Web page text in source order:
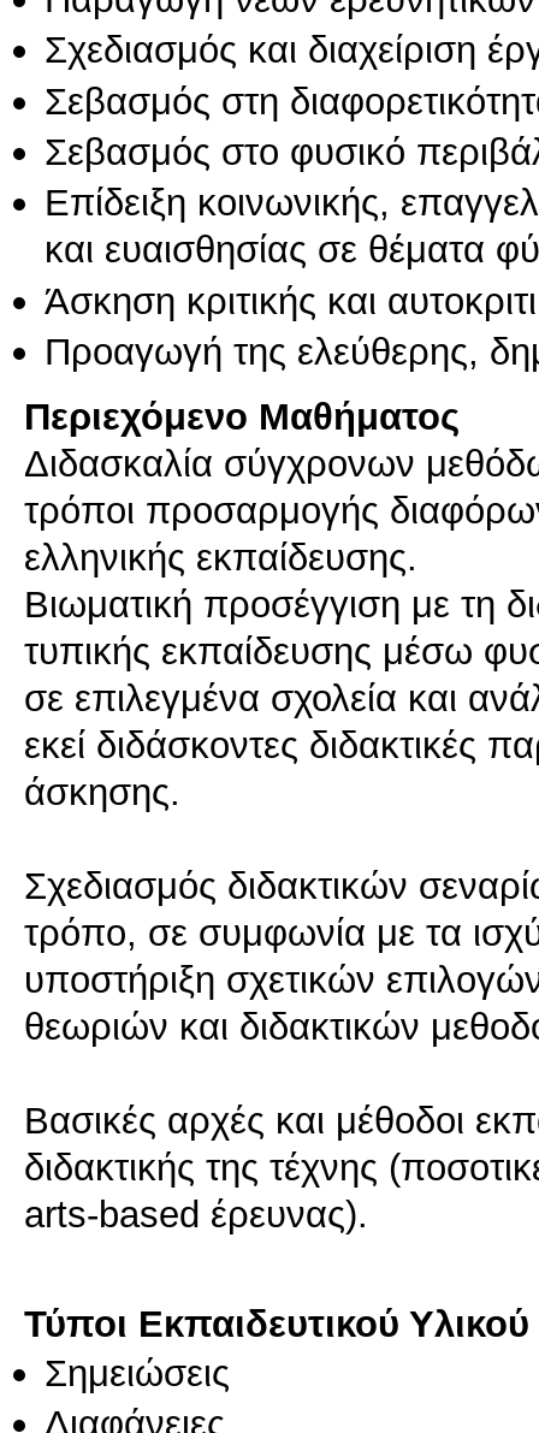
Σχεδιασμός και διαχείριση
Σεβασμός στη
Σεβασμός στο φυσικό
Επίδειξη κοινωνικής,
και ευαισθησίας σε θέματα
Άσκηση κριτικής και
Προαγωγή της ελεύθερης,
Περιεχόμενο Μαθήματος
Διδασκαλία σύγχρονων
τρόποι προσαρμογής
ελληνικής εκπαίδευσης.
Βιωματική προσέγγιση με τη
τυπικής εκπαίδευσης μέσω
σε επιλεγμένα σχολεία και
εκεί διδάσκοντες διδακτικές
άσκησης.
Σχεδιασμός διδακτικών
τρόπο, σε συμφωνία με τα
υποστήριξη σχετικών
θεωριών και διδακτικών
Βασικές αρχές και μέθοδοι
διδακτικής της τέχνης
arts-based έρευνας).
Τύποι Εκπαιδευτικού Υλικού
Σημειώσεις
Διαφάνειες